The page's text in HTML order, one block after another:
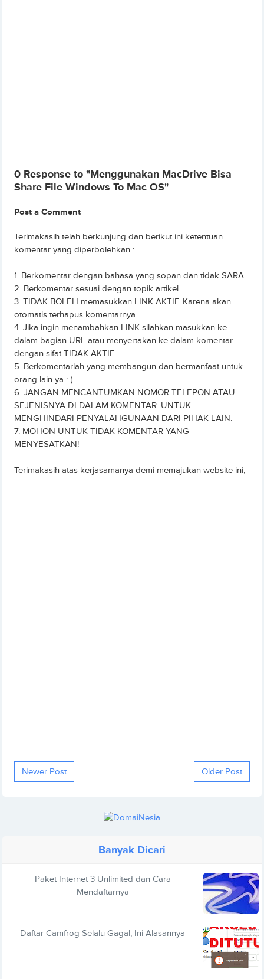
0 Response to "Menggunakan MacDrive Bisa
Share File Windows To Mac OS"
Post a Comment
Terimakasih telah berkunjung dan berikut ini ketentuan
komentar yang diperbolehkan :
1. Berkomentar dengan bahasa yang sopan dan tidak SARA.
2. Berkomentar sesuai dengan topik artikel.
3. TIDAK BOLEH memasukkan LINK AKTIF. Karena akan
otomatis terhapus komentarnya.
4. Jika ingin menambahkan LINK silahkan masukkan ke
dalam bagian URL atau menyertakan ke dalam komentar
dengan sifat TIDAK AKTIF.
5. Berkomentarlah yang membangun dan bermanfaat untuk
orang lain ya :-)
6. JANGAN MENCANTUMKAN NOMOR TELEPON ATAU
SEJENISNYA DI DALAM KOMENTAR. UNTUK
MENGHINDARI PENYALAHGUNAAN DARI PIHAK LAIN.
7. MOHON UNTUK TIDAK KOMENTAR YANG
MENYESATKAN!
Terimakasih atas kerjasamanya demi memajukan website ini,
Newer Post Older Post
Banyak Dicari
Paket Internet 3 Unlimited dan Cara
Mendaftarnya
Daftar Camfrog Selalu Gagal, Ini Alasannya